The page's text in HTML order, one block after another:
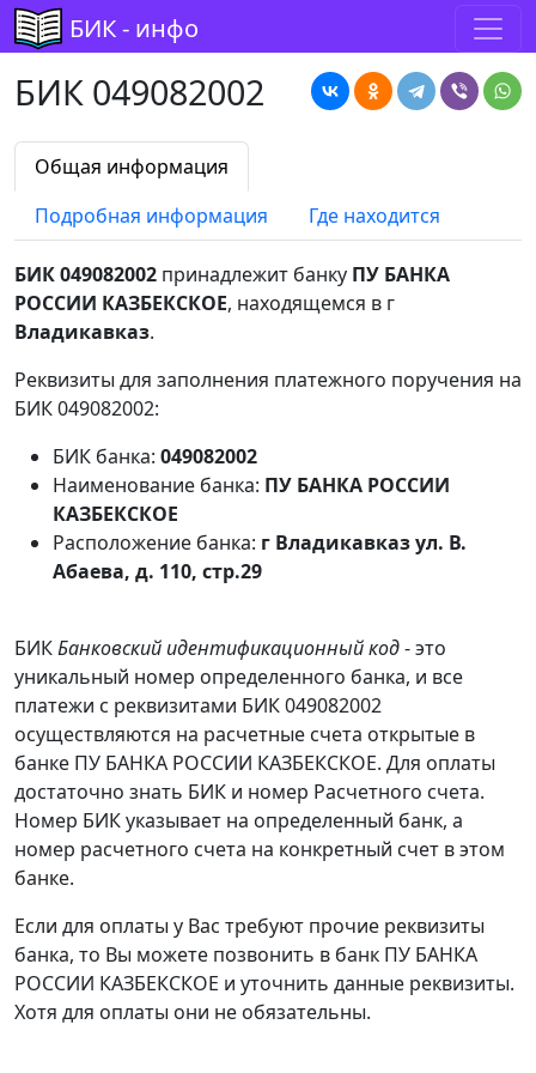
БИК - инфо
БИК 049082002
Общая информация
Подробная информация
Где находится
БИК 049082002 принадлежит банку ПУ БАНКА
РОССИИ КАЗБЕКСКОЕ, находящемся в г
Владикавказ.
Реквизиты для заполнения платежного поручения на
БИК 049082002:
БИК банка: 049082002
Наименование банка: ПУ БАНКА РОССИИ
КАЗБЕКСКОЕ
Расположение банка: г Владикавказ ул. В.
Абаева, д. 110, стр.29
БИКБанковский идентификационный код- это
уникальный номер определенного банка, и все
платежи с реквизитами БИК 049082002
осуществляются на расчетные счета открытые в
банке ПУ БАНКА РОССИИ КАЗБЕКСКОЕ. Для оплаты
достаточно знать БИК и номер Расчетного счета.
Номер БИК указывает на определенный банк, а
номер расчетного счета на конкретный счет в этом
банке.
Если для оплаты у Вас требуют прочие реквизиты
банка, то Вы можете позвонить в банк ПУ БАНКА
РОССИИ КАЗБЕКСКОЕ и уточнить данные реквизиты.
Хотя для оплаты они не обязательны.